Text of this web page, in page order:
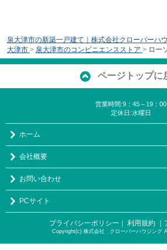
泉大津市の新築一戸建て｜株式会社クローバーハ
大津市 > 泉大津市のコンビニエンスストア > ロー
ページトップに
営業時間:9：45～19：00
定休日:水曜日
ホーム
会社概要
お問い合わせ
PCサイト
プライバシーポリシー ｜ 利用規約
Copyright(c) 株式会社 クローバーハウジング